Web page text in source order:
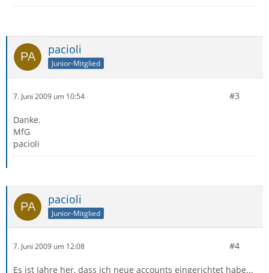
pacioli
Junior-Mitglied
7. Juni 2009 um 10:54 #3
Danke.
MfG
pacioli
pacioli
Junior-Mitglied
7. Juni 2009 um 12:08 #4
Es ist Jahre her, dass ich neue accounts eingerichtet habe...